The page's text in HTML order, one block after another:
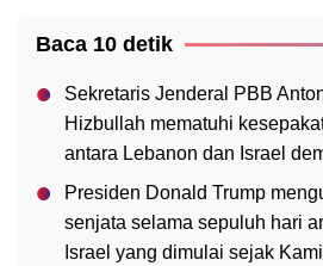
Baca 10 detik
Sekretaris Jenderal PBB
Hizbullah mematuhi
antara Lebanon dan Israel
Presiden Donald Trump
senjata selama sepuluh hari
Israel yang dimulai sejak